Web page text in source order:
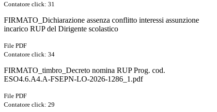
Contatore click: 31
FIRMATO_Dichiarazione assenza conflitto interessi assunzione
incarico RUP del Dirigente scolastico
File PDF
Contatore click: 34
FIRMATO_timbro_Decreto nomina RUP Prog. cod.
ESO4.6.A4.A-FSEPN-LO-2026-1286_1.pdf
File PDF
Contatore click: 29